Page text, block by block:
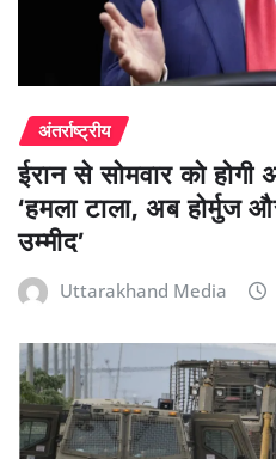
अंतर्राष्ट्रीय
ईरान से सोमवार को होगी
‘हमला टाला, अब होर्मुज
उम्मीद’
Uttarakhand Media